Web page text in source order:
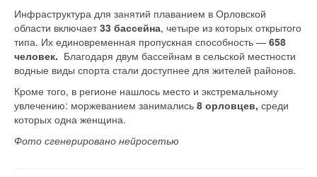
Инфраструктура для занятий плаванием в Орловской
области включает33 бассейна, четыре из которых открытого
типа. Их единовременная пропускная способность — 658
человек. Благодаря двум бассейнам в сельской местности
водные виды спорта стали доступнее для жителей районов.
Кроме того, в регионе нашлось место и экстремальному
увлечению: моржеванием занимались 8 орловцев, среди
которых одна женщина.
Фото сгенерировано нейросетью